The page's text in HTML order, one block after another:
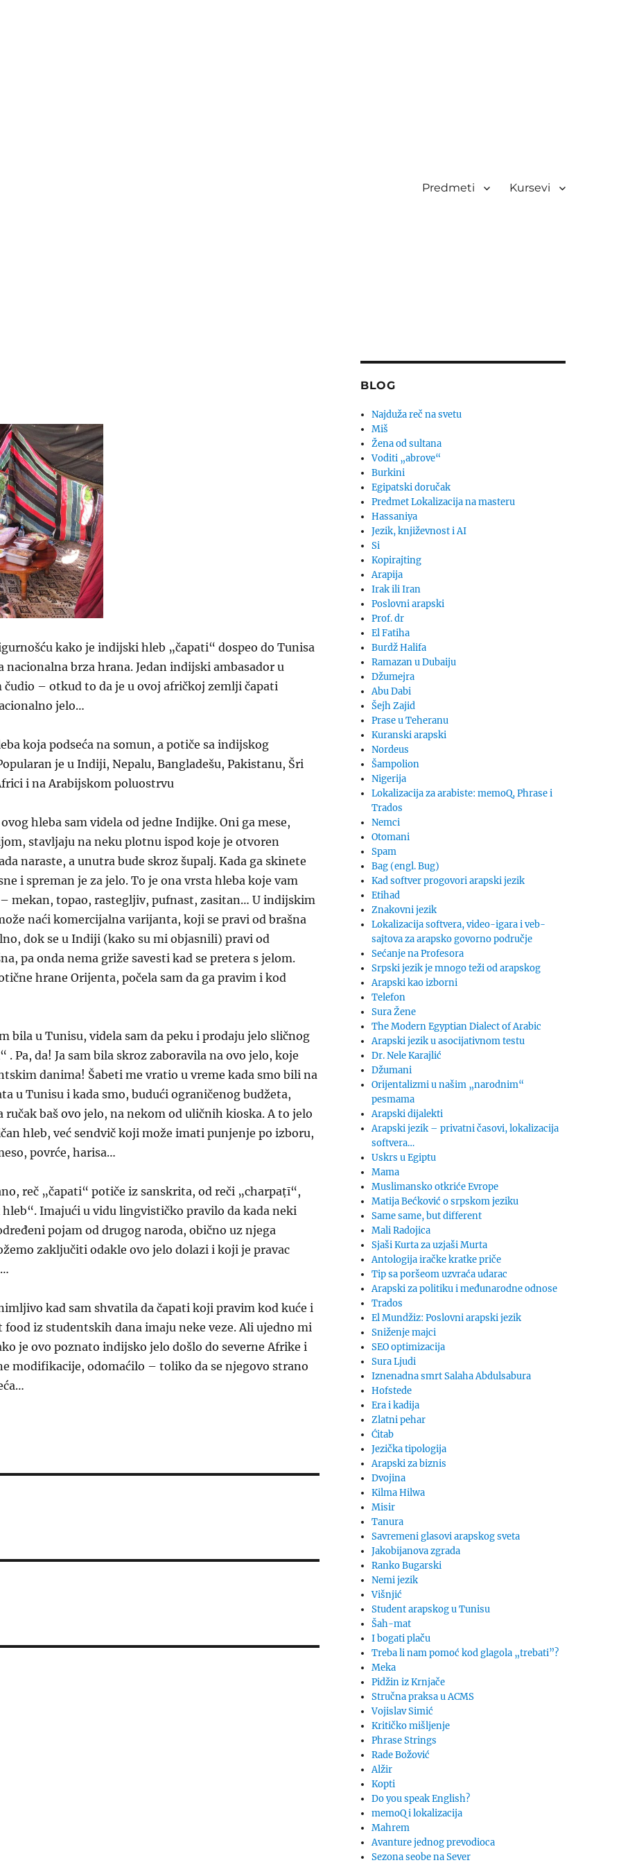
Predmeti Kursevi
kako je indijski hleb „čapati“ dospeo do Tunisa
nacionalna brza hrana. Jedan indijski ambasador u
čudio – otkud to da je u ovoj afričkoj zemlji čapati
jelo…
koja podseća na somun, a potiče sa indijskog
je u Indiji, Nepalu, Bangladešu, Pakistanu, Šri
i na Arabijskom poluostrvu
hleba sam videla od jedne Indijke. Oni ga mese,
stavljaju na neku plotnu ispod koje je otvoren
naraste, a unutra bude skroz šupalj. Kada ga skinete
i spreman je za jelo. To je ona vrsta hleba koje vam
mekan, topao, rastegljiv, pufnast, zasitan… U indijskim
naći komercijalna varijanta, koji se pravi od brašna
dok se u Indiji (kako su mi objasnili) pravi od
pa onda nema griže savesti kad se pretera s jelom.
hrane Orijenta, počela sam da ga pravim i kod
bila u Tunisu, videla sam da peku i prodaju jelo sličnog
. Pa, da! Ja sam bila skroz zaboravila na ovo jelo, koje
danima! Šabeti me vratio u vreme kada smo bili na
u Tunisu i kada smo, budući ograničenog budžeta,
ručak baš ovo jelo, na nekom od uličnih kioska. A to jelo
hleb, već sendvič koji može imati punjenje po izboru,
povrće, harisa…
reč „čapati“ potiče iz sanskrita, od reči „charpaṭī“,
Imajući u vidu lingvističko pravilo da kada neki
pojam od drugog naroda, obično uz njega
zaključiti odakle ovo jelo dolazi i koji je pravac
kad sam shvatila da čapati koji pravim kod kuće i
iz studentskih dana imaju neke veze. Ali ujedno mi
je ovo poznato indijsko jelo došlo do severne Afrike i
modifikacije, odomaćilo – toliko da se njegovo strano
BLOG
Najduža reč na svetu
Miš
Žena od sultana
Voditi „abrove“
Burkini
Egipatski doručak
Predmet Lokalizacija na masteru
Hassaniya
Jezik, književnost i AI
Si
Kopirajting
Arapija
Irak ili Iran
Poslovni arapski
Prof. dr
El Fatiha
Burdž Halifa
Ramazan u Dubaiju
Džumejra
Abu Dabi
Šejh Zajid
Prase u Teheranu
Kuranski arapski
Nordeus
Šampolion
Nigerija
Lokalizacija za arabiste: memoQ, Phrase i
Trados
Nemci
Otomani
Spam
Bag (engl. Bug)
Kad softver progovori arapski jezik
Etihad
Znakovni jezik
Lokalizacija softvera, video-igara i veb-
sajtova za arapsko govorno područje
Sećanje na Profesora
Srpski jezik je mnogo teži od arapskog
Arapski kao izborni
Telefon
Sura Žene
The Modern Egyptian Dialect of Arabic
Arapski jezik u asocijativnom testu
Dr. Nele Karajlić
Džumani
Orijentalizmi u našim „narodnim“
pesmama
Arapski dijalekti
Arapski jezik – privatni časovi, lokalizacija
softvera…
Uskrs u Egiptu
Mama
Muslimansko otkriće Evrope
Matija Bećković o srpskom jeziku
Same same, but different
Mali Radojica
Sjaši Kurta za uzjaši Murta
Antologija iračke kratke priče
Tip sa poršeom uzvraća udarac
Arapski za politiku i međunarodne odnose
Trados
El Mundžiz: Poslovni arapski jezik
Sniženje majci
SEO optimizacija
Sura Ljudi
Iznenadna smrt Salaha Abdulsabura
Hofstede
Era i kadija
Zlatni pehar
Ćitab
Jezička tipologija
Arapski za biznis
Dvojina
Kilma Hilwa
Misir
Tanura
Savremeni glasovi arapskog sveta
Jakobijanova zgrada
Ranko Bugarski
Nemi jezik
Višnjić
Student arapskog u Tunisu
Šah-mat
I bogati plaču
Treba li nam pomoć kod glagola „trebati”?
Meka
Pidžin iz Krnjače
Stručna praksa u ACMS
Vojislav Simić
Kritičko mišljenje
Phrase Strings
Rade Božović
Alžir
Kopti
Do you speak English?
memoQ i lokalizacija
Mahrem
Avanture jednog prevodioca
Sezona seobe na Sever